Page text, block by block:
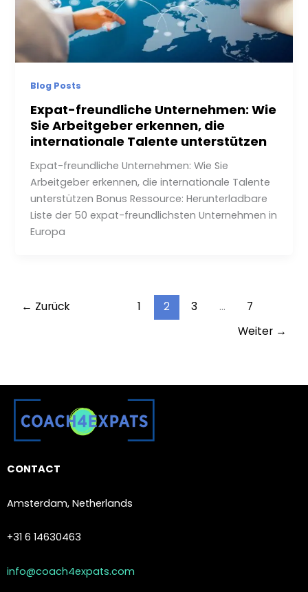
Blog Posts
Expat-freundliche Unternehmen: Wie
Sie Arbeitgeber erkennen, die
internationale Talente unterstützen
Expat-freundliche Unternehmen: Wie Sie
Arbeitgeber erkennen, die internationale Talente
unterstützen Bonus Ressource: Herunterladbare
Liste der 50 expat-freundlichsten Unternehmen in
Europa
← Zurück 1 2 3 …
7
Weiter →
CONTACT
Amsterdam, Netherlands
+31 6 14630463
info@coach4expats.com